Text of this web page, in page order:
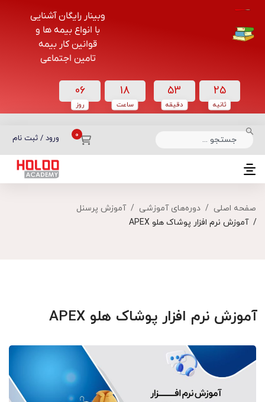
وبینار رایگان آشنایی
با انواع بیمه ها و
قوانین کار بیمه
تامین اجتماعی
06
روز
18
ساعت‌
53
دقیقه
24
ثانیه
ورود / ثبت نام
دسته بندی دوره‌ها
صفحه اصلی دوره‌های آموزشی
آموزش پرسنل
آموزش نرم افزار پوشاک هلو APEX
آموزش نرم افزار پوشاک هلو APEX